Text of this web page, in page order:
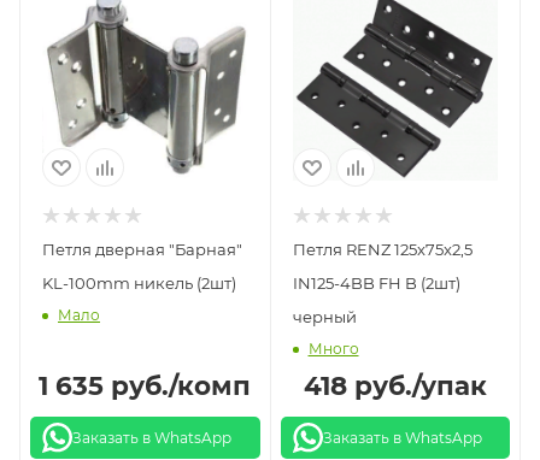
Петля дверная "Барная"
KL-100mm никель (2шт)
Мало
1 635 руб./комп
Заказать в WhatsApp
Петля RENZ 125x75x2,5
IN125-4BB FH B (2шт)
черный
Много
418руб./упак
Заказать в WhatsApp